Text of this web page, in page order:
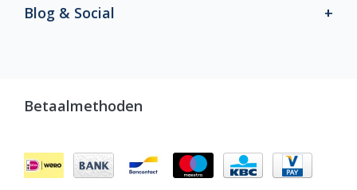
Blog & Social
Betaalmethoden